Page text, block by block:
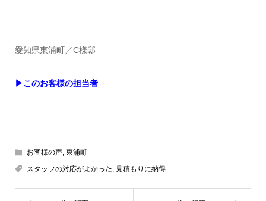
愛知県東浦町／C様邸
▶このお客様の担当者
お客様の声, 東浦町
スタッフの対応がよかった, 見積もりに納得